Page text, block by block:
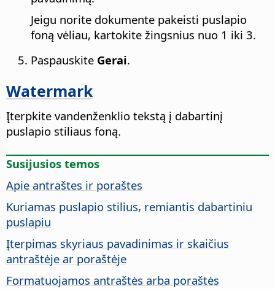
Jeigu norite dokumente pakeisti puslapio
foną vėliau, kartokite žingsnius nuo 1 iki 3.
Paspauskite Gerai.
Watermark
Įterpkite vandenženklio tekstą į dabartinį
puslapio stiliaus foną.
Susijusios temos
Apie antraštes ir poraštes
Kuriamas puslapio stilius, remiantis dabartiniu
puslapiu
Įterpimas skyriaus pavadinimas ir skaičius
antraštėje ar poraštėje
Formatuojamos antraštės arba poraštės